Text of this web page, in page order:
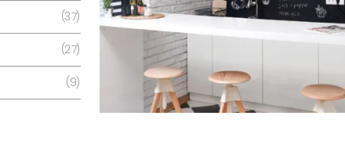
37
27
9